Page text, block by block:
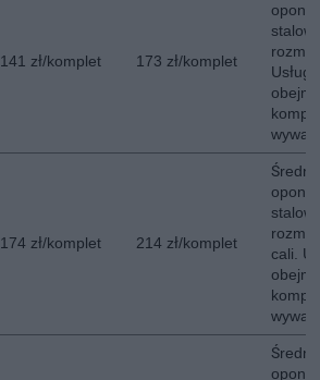
141 zł/komplet 173 zł/komplet
opon
174 zł/komplet 214 zł/komplet
Średni
opon
cali.
Średni
opon